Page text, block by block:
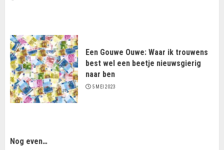
Een Gouwe Ouwe: Waar ik trouwens
best wel een beetje nieuwsgierig
naar ben
5 MEI 2023
Nog even…